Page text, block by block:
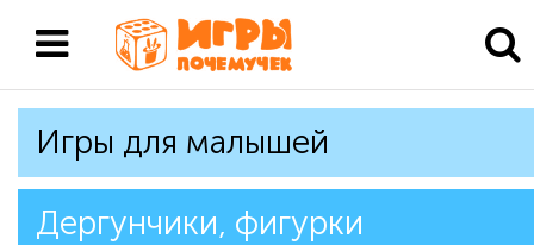
Игры для малышей
Дергунчики, фигурки